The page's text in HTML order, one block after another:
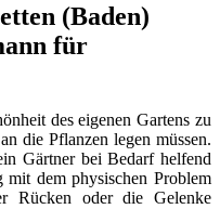
(Baden)
für
des eigenen Gartens zu
die Pflanzen legen müssen.
Gärtner bei Bedarf helfend
mit dem physischen Problem
Rücken oder die Gelenke